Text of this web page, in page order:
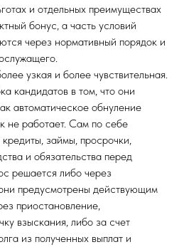
и отдельных преимуществах
бонус, а часть условий
через нормативный порядок и
узкая и более чувствительная.
кандидатов в том, что они
автоматическое обнуление
не работает. Сам по себе
займы, просрочки,
и обязательства перед
решается либо через
предусмотрены действующим
приостановление,
взыскания, либо за счет
из полученных выплат и